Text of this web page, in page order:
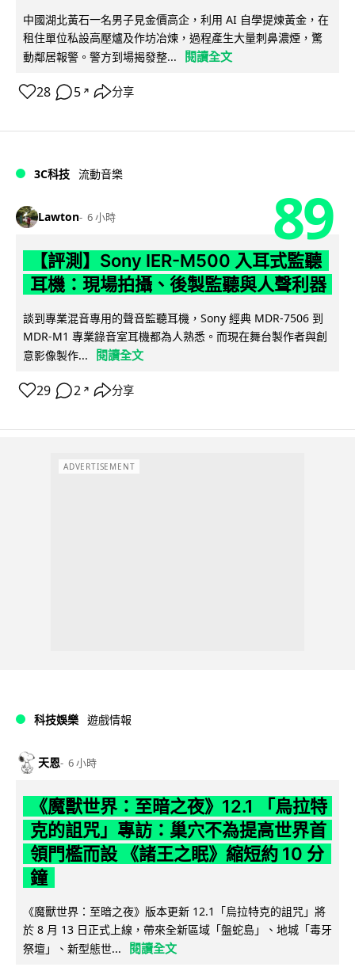
中國湖北黃石一名男子見金價高企，利用 AI 自學提煉黃金，在
租住單位私設高壓爐及作坊冶煉，過程產生大量刺鼻濃煙，驚
動鄰居報警。警方到場揭發整...
閱讀全文
28 5 ↗ 分享
3C科技 流動音樂
Lawton 6 小時 89
【評測】Sony IER-M500 入耳式監聽
耳機：現場拍攝、後製監聽與人聲利器
談到專業混音專用的聲音監聽耳機，Sony 經典 MDR-7506 到
MDR-M1 專業錄音室耳機都為人熟悉。而現在舞台製作者與創
意影像製作...
閱讀全文
29 2 ↗ 分享
ADVERTISEMENT
科技娛樂 遊戲情報
天恩 6 小時
《魔獸世界：至暗之夜》12.1 「烏拉特
克的詛咒」專訪：巢穴不為提高世界首
領門檻而設 《諸王之眠》縮短約 10 分
鐘
《魔獸世界：至暗之夜》版本更新 12.1「烏拉特克的詛咒」將
於 8 月 13 日正式上線，帶來全新區域「盤蛇島」、地城「毒牙
祭壇」、新型態世...
閱讀全文